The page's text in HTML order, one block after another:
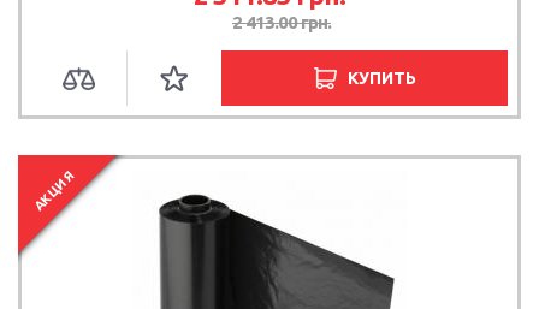
2 413.00 грн.
КУПИТЬ
АКЦИЯ